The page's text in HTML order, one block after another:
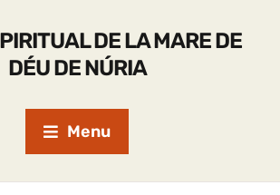
DE LA MARE DE
DÉU DE NÚRIA
Menu